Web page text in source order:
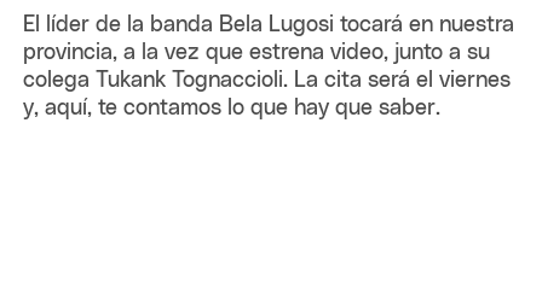
El líder de la banda Bela Lugosi tocará en nuestra
provincia, a la vez que estrena video, junto a su
colega Tukank Tognaccioli. La cita será el viernes
y, aquí, te contamos lo que hay que saber.